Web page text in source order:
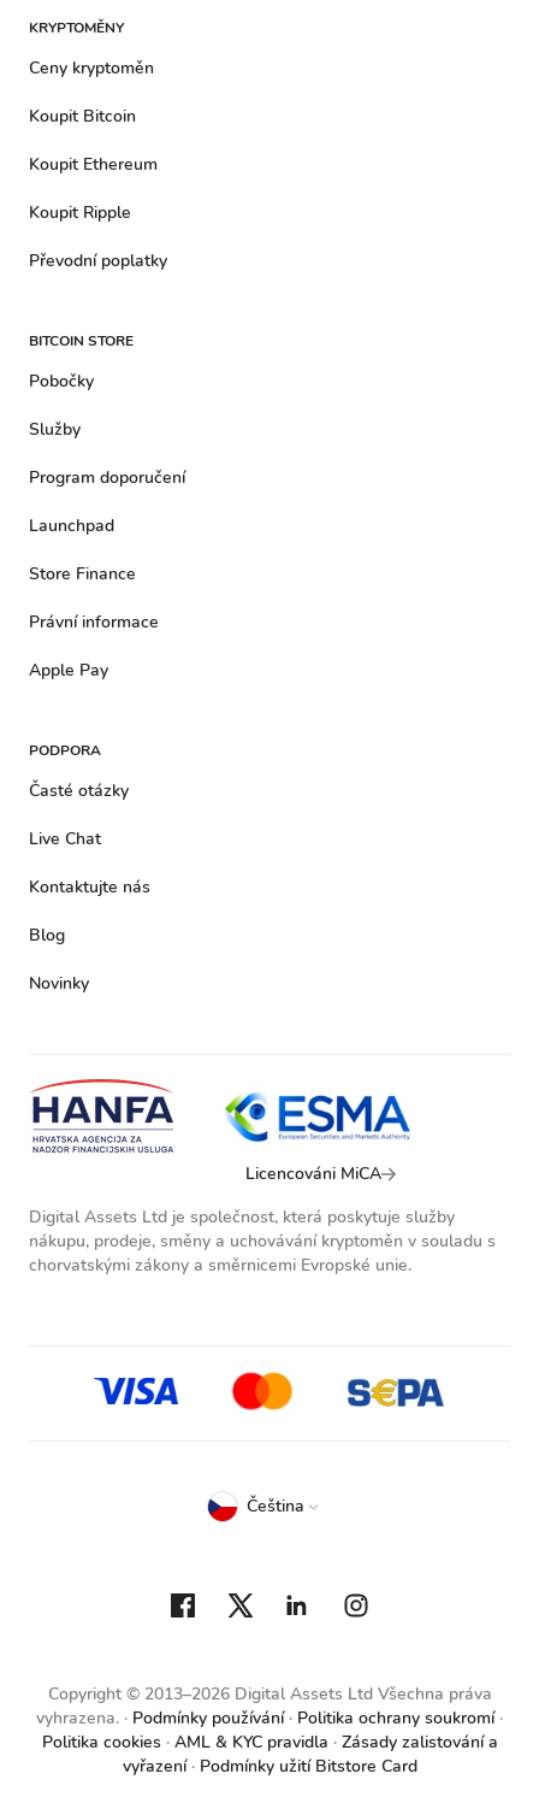
KRYPTOMĚNY
Ceny kryptoměn
Koupit Bitcoin
Koupit Ethereum
Koupit Ripple
Převodní poplatky
BITCOIN STORE
Pobočky
Služby
Program doporučení
Launchpad
Store Finance
Právní informace
Apple Pay
PODPORA
Časté otázky
Live Chat
Kontaktujte nás
Blog
Novinky
Licencováni MiCA
Digital Assets Ltd je společnost, která poskytuje služby
nákupu, prodeje, směny a uchovávání kryptoměn v souladu s
chorvatskými zákony a směrnicemi Evropské unie.
Copyright © 2013–2026 Digital Assets Ltd Všechna práva
vyhrazena.
Podmínky používání
Politika ochrany soukromí
Politika cookies
AML & KYC pravidla
Zásady zalistování a
vyřazení
Podmínky užití Bitstore Card
Čeština